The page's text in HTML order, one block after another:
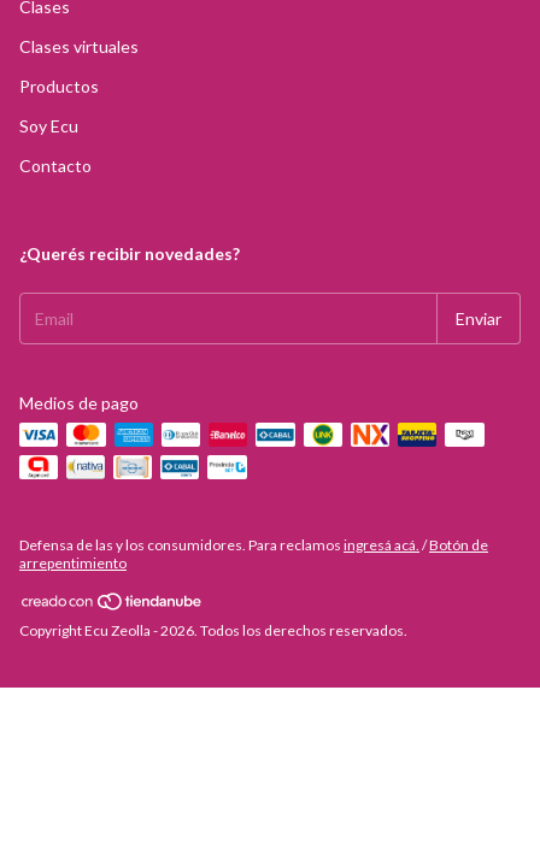
Clases
Clases virtuales
Productos
Soy Ecu
Contacto
¿Querés recibir novedades?
Medios de pago
Defensa de las y los consumidores. Para reclamos ingresá acá. /Botón de
arrepentimiento
Copyright Ecu Zeolla - 2026. Todos los derechos reservados.